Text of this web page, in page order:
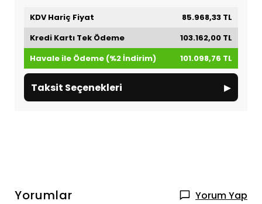
KDV Hariç Fiyat
85.968,33 TL
Kredi Kartı Tek Ödeme
103.162,00 TL
Havale ile Ödeme (%2 İndirim)
101.098,76 TL
Taksit Seçenekleri ▸
Yorumlar Yorum Yap